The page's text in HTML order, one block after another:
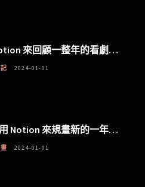
用 Notion 來回顧一整年的看劇活動
2024-01-01
如何用 Notion 來規畫新的一年，即將到來的大日子
2024-01-01